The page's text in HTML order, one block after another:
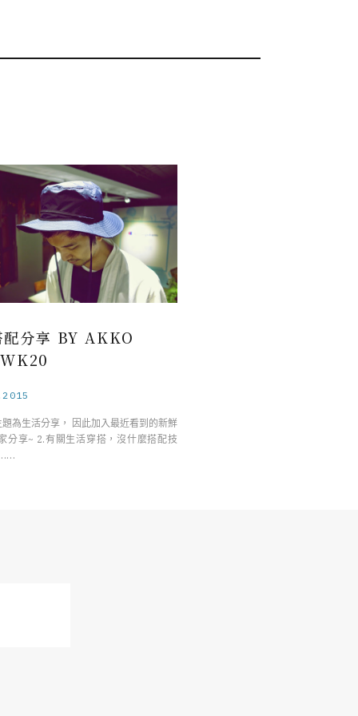
配分享 BY AKKO
為生活分享， 因此加入最近看到的新鮮
分享~ 2.有關生活穿搭，沒什麼搭配技
……